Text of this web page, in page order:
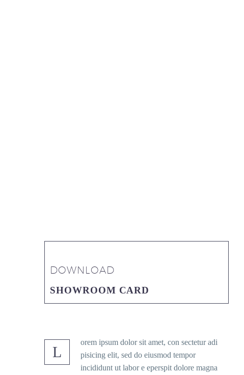
DOWNLOAD
SHOWROOM CARD
L
orem ipsum dolor sit amet, con sectetur adi
pisicing elit, sed do eiusmod tempor
incididunt ut labor e eperspit dolore magna